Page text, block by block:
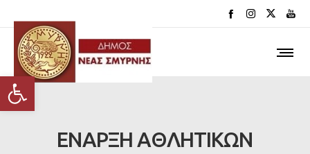
Ανοίξτε τη γραμμή εργαλείων
ΕΝΑΡΞΗ ΑΘΛΗΤΙΚΩΝ